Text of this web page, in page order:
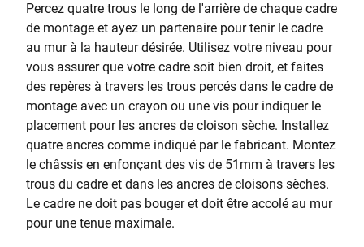
Percez quatre trous le long de l'arrière de chaque cadre
de montage et ayez un partenaire pour tenir le cadre
au mur à la hauteur désirée. Utilisez votre niveau pour
vous assurer que votre cadre soit bien droit, et faites
des repères à travers les trous percés dans le cadre de
montage avec un crayon ou une vis pour indiquer le
placement pour les ancres de cloison sèche. Installez
quatre ancres comme indiqué par le fabricant. Montez
le châssis en enfonçant des vis de 51mm à travers les
trous du cadre et dans les ancres de cloisons sèches.
Le cadre ne doit pas bouger et doit être accolé au mur
pour une tenue maximale.